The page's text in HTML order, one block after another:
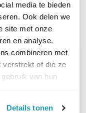
media te bieden
Ook delen we
site met onze
en analyse.
combineren met
verstrekt of die ze
van hun
Details tonen